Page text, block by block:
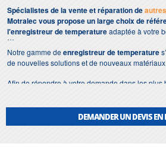
Spécialistes de la vente et réparation de
Motralec vous propose un large choix de
l'enregistreur de temperatureadaptée à votre
Notre gamme deenregistreur de temperature
de nouvelles solutions et de nouveaux matériaux.
Afin de répondre à votre demande dans les plus
Motralecmet également à votre disposition son
DEMANDER UN DEVIS EN